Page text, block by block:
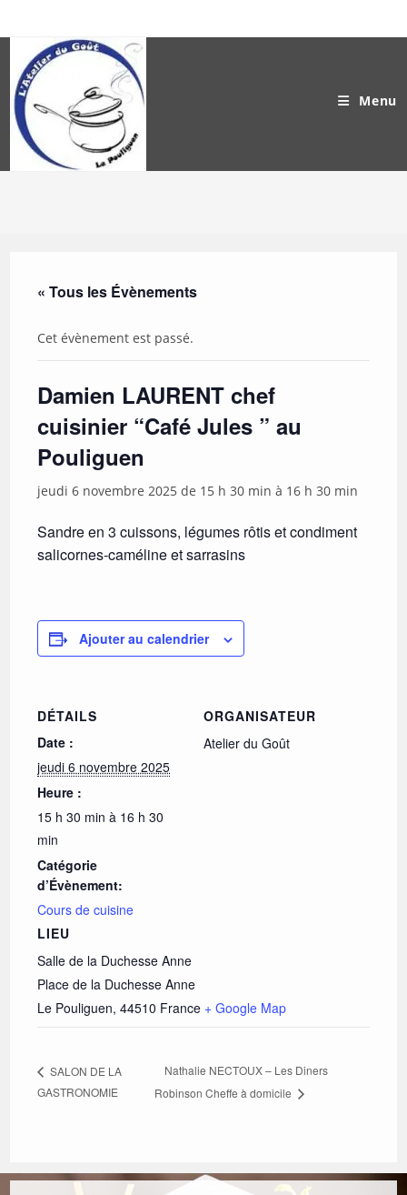
to
content
Menu
« Tous les Évènements
Cet évènement est passé.
Damien LAURENT chef
cuisinier “Café Jules ” au
Pouliguen
jeudi 6 novembre 2025 de 15 h 30 min à 16 h 30 min
Sandre en 3 cuissons, légumes rôtis et condiment
salicornes-caméline et sarrasins
Ajouter au calendrier
DÉTAILS
Date :
jeudi 6 novembre 2025
Heure :
15 h 30 min à 16 h 30
min
Catégorie
d’Évènement:
Cours de cuisine
LIEU
Salle de la Duchesse Anne
Place de la Duchesse Anne
Le Pouliguen, 44510 France + Google Map
ORGANISATEUR
Atelier du Goût
SALON DE LA
GASTRONOMIE
Nathalie NECTOUX – Les Diners
Robinson Cheffe à domicile